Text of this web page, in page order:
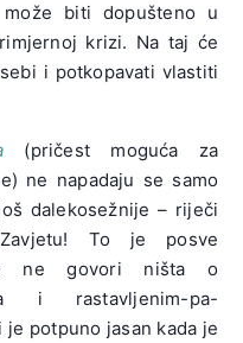
biti dopušteno u
krizi. Na taj će
i potkopavati vlastiti
(pričest moguća za
ne napadaju se samo
dalekosežnije – riječi
To je posve
ne govori ništa o
i rastavljenim-pa-
potpuno jasan kada je